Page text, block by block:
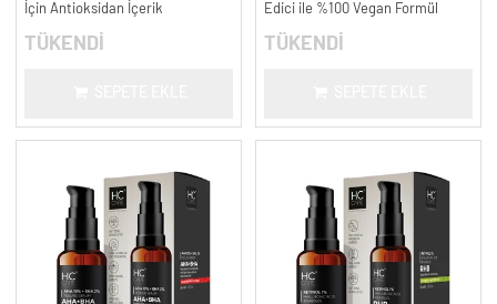
İçin Antioksidan İçerik
TÜKENDİ
Edici ile %100 Vegan Formül
TÜKENDİ